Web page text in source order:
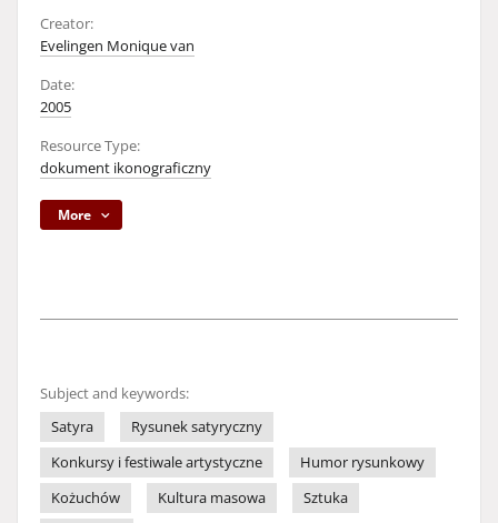
Creator:
Evelingen Monique van
Date:
2005
Resource Type:
dokument ikonograficzny
More
Subject and keywords:
Satyra
Rysunek satyryczny
Konkursy i festiwale artystyczne
Humor rysunkowy
Kożuchów
Kultura masowa
Sztuka